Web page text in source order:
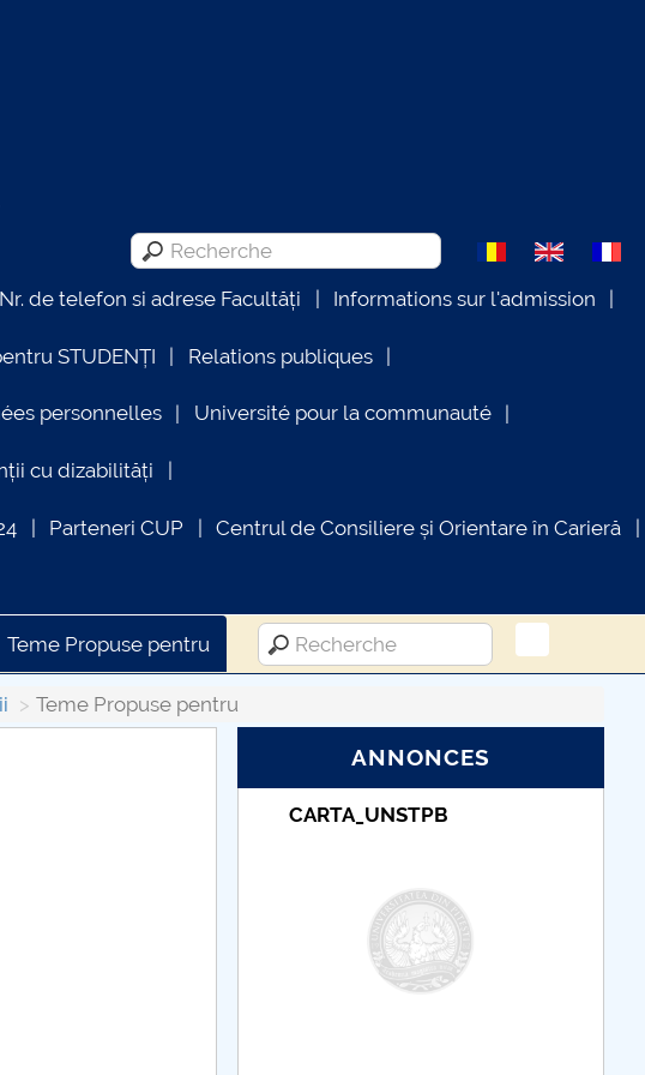
Nr. de telefon si adrese Facultăți Informations sur l'admission
STUDENȚI Relations publiques
personnelles Université pour la communauté
cu dizabilități
Parteneri CUP Centrul de Consiliere și Orientare în Carieră
Teme Propuse pentru
Teme Propuse pentru
ANNONCES
Taxe de școlarizare